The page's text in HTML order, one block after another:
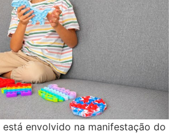
envolvido na manifestação do